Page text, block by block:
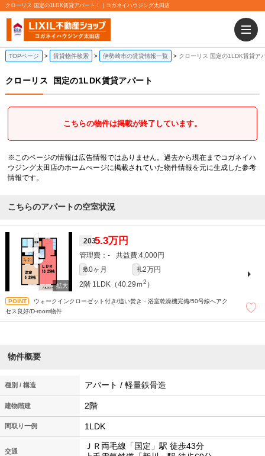
クローリス 国定の1LDK賃貸アパート！｜コガネイハウジング太田店
TOPページ 賃貸物件検索 伊勢崎市の賃貸情報一覧 クローリス 国定の1LDK賃貸ア
クローリス 国定の1LDK賃貸アパート
こちらの物件は掲載が終了しています。
※このページの情報は広告情報ではありません。過去から現在までコガネイハ
ウジング太田店のホームぺージに掲載されていた物件情報を元に生成した参考
情報です。
こちらのアパートの空室状況
2035.3万円
- 4,000円
敷0ヶ月 礼2万円
2階 1LDK（40.29ｍ2 ）
ウォークインクローゼット付き/追い焚き・浴室乾燥機完備/50号線へアク
セス良好/D-room物件
物件概要
種別 / 構造 アパート / 軽量鉄骨造
建物階建 2階
間取り一例 1LDK
交通
ＪＲ両毛線「国定」駅 徒歩43分